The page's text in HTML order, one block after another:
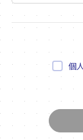
個